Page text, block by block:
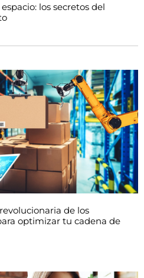
los secretos del
de los
optimizar tu cadena de